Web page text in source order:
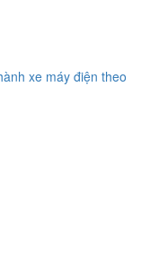
xe máy điện theo